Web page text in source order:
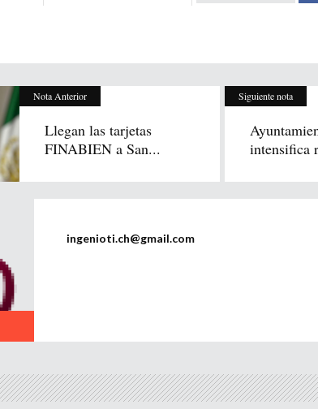
Nota Anterior
Llegan las tarjetas
FINABIEN a San...
Siguiente nota
intensifica
ingenioti.ch@gmail.com